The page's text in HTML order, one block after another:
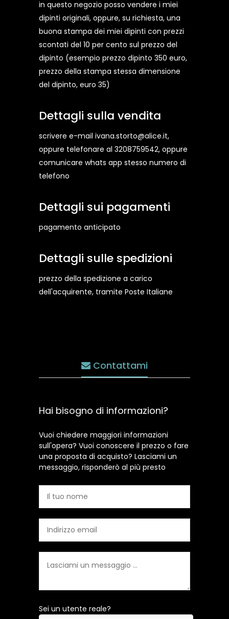
in questo negozio posso vendere i miei
dipinti originali, oppure, su richiesta, una
buona stampa dei miei dipinti con prezzi
scontati del 10 per cento sul prezzo del
dipinto (esempio prezzo dipinto 350 euro,
prezzo della stampa stessa dimensione
del dipinto, euro 35)
Dettagli sulla vendita
scrivere e-mail ivana.storto@alice.it,
oppure telefonare al 3208759542, oppure
comunicare whats app stesso numero di
telefono
Dettagli sui pagamenti
pagamento anticipato
Dettagli sulle spedizioni
prezzo della spedizione a carico
dell'acquirente, tramite Poste Italiane
Contattami
Hai bisogno di informazioni?
Vuoi chiedere maggiori informazioni
sull'opera? Vuoi conoscere il prezzo o fare
una proposta di acquisto? Lasciami un
messaggio, risponderò al più presto
Sei un utente reale?